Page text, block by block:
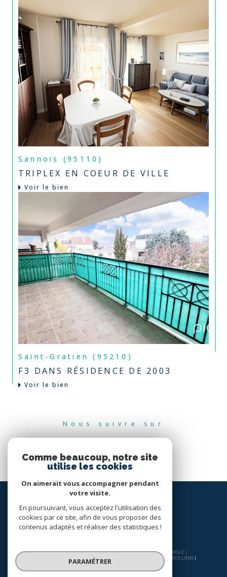
Sannois (95110)
TRIPLEX EN COEUR DE VILLE
Voir le bien
Saint-Gratien (95210)
F3 DANS RÉSIDENCE DE 2003
Voir le bien
Nous suivre sur
© 2026 | TOUS DROITS RÉSERVÉS | TRADUCTION POWERED BY GOOGLE |
NOS HONORAIRES
PLAN DU SITE MENTIONS LÉGALES ADMIN
NOS LIENS
POLITIQUE RGPD
Comme beaucoup, notre site
utilise les cookies
On aimerait vous accompagner pendant
votre visite.
En poursuivant, vous acceptez l'utilisation des
cookies par ce site, afin de vous proposer des
contenus adaptés et réaliser des statistiques !
PARAMÉTRER